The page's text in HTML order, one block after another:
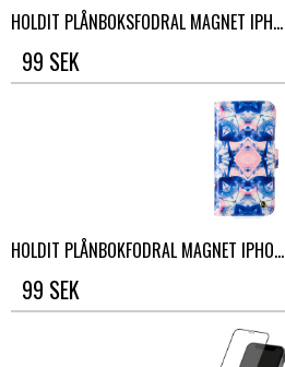
HOLDIT PLÅNBOKSFODRAL MAGNET IPH...
99 SEK
HOLDIT PLÅNBOKFODRAL MAGNET IPHO...
99 SEK